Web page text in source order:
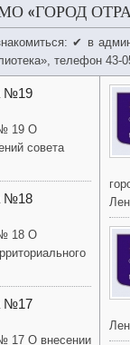
«ГОРОД
✔ в
телефон 43-
№19
№ 19 О
совета
№18
№ 18 О
№17
17 О внесении